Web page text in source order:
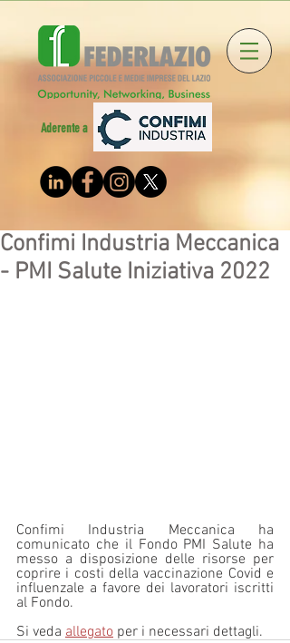
Aderente a
Confimi Industria Meccanica
- PMI Salute Iniziativa 2022
Confimi Industria Meccanica ha
comunicato che il Fondo PMI Salute ha
messo a disposizione delle risorse per
coprire i costi della vaccinazione Covid e
influenzale a favore dei lavoratori iscritti
al Fondo.
Si veda allegato per i necessari dettagli.